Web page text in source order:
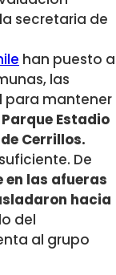
secretaria de
han puesto a
las
para mantener
Estadio
Cerrillos.
De
en las afueras
hacia
del
al grupo